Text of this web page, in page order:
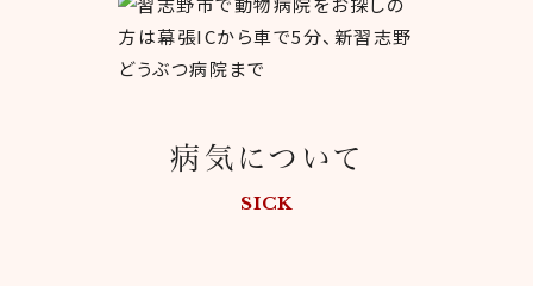
病気について
SICK